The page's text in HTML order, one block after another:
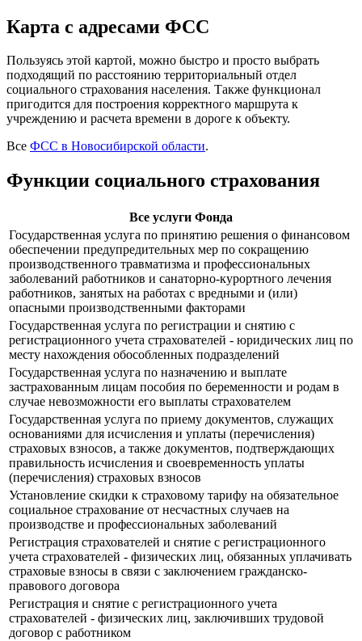
Карта с адресами ФСС
Пользуясь этой картой, можно быстро и просто выбрать
подходящий по расстоянию территориальный отдел
социального страхования населения. Также функционал
пригодится для построения корректного маршрута к
учреждению и расчета времени в дороге к объекту.
Все ФСС в Новосибирской области.
Функции социального страхования
Все услуги Фонда
Государственная услуга по принятию решения о финансовом
обеспечении предупредительных мер по сокращению
производственного травматизма и профессиональных
заболеваний работников и санаторно-курортного лечения
работников, занятых на работах с вредными и (или)
опасными производственными факторами
Государственная услуга по регистрации и снятию с
регистрационного учета страхователей - юридических лиц по
месту нахождения обособленных подразделений
Государственная услуга по назначению и выплате
застрахованным лицам пособия по беременности и родам в
случае невозможности его выплаты страхователем
Государственная услуга по приему документов, служащих
основаниями для исчисления и уплаты (перечисления)
страховых взносов, а также документов, подтверждающих
правильность исчисления и своевременность уплаты
(перечисления) страховых взносов
Установление скидки к страховому тарифу на обязательное
социальное страхование от несчастных случаев на
производстве и профессиональных заболеваний
Регистрация страхователей и снятие с регистрационного
учета страхователей - физических лиц, обязанных уплачивать
страховые взносы в связи с заключением гражданско-
правового договора
Регистрация и снятие с регистрационного учета
страхователей - физических лиц, заключивших трудовой
договор с работником